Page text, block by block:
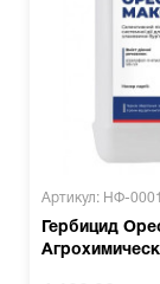
Артикул: НФ-
Гербицид